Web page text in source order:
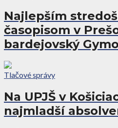
Najlepším
časopisom v
bardejovský
Tlačové správy
Na UPJŠ v
najmladší